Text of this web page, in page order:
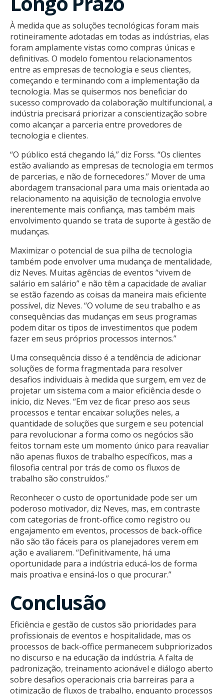
À medida que as soluções tecnológicas foram mais
rotineiramente adotadas em todas as indústrias, elas
foram amplamente vistas como compras únicas e
definitivas. O modelo fomentou relacionamentos
entre as empresas de tecnologia e seus clientes,
começando e terminando com a implementação da
tecnologia. Mas se quisermos nos beneficiar do
sucesso comprovado da colaboração multifuncional, a
indústria precisará priorizar a conscientização sobre
como alcançar a parceria entre provedores de
tecnologia e clientes.
“O público está chegando lá,” diz Forss. “Os clientes
estão avaliando as empresas de tecnologia em termos
de parcerias, e não de fornecedores.” Mover de uma
abordagem transacional para uma mais orientada ao
relacionamento na aquisição de tecnologia envolve
inerentemente mais confiança, mas também mais
envolvimento quando se trata de suporte à gestão de
mudanças.
Maximizar o potencial de sua pilha de tecnologia
também pode envolver uma mudança de mentalidade,
diz Neves. Muitas agências de eventos “vivem de
salário em salário” e não têm a capacidade de avaliar
se estão fazendo as coisas da maneira mais eficiente
possível, diz Neves. “O volume de seu trabalho e as
consequências das mudanças em seus programas
podem ditar os tipos de investimentos que podem
fazer em seus próprios processos internos.”
Uma consequência disso é a tendência de adicionar
soluções de forma fragmentada para resolver
desafios individuais à medida que surgem, em vez de
projetar um sistema com a maior eficiência desde o
início, diz Neves. “Em vez de ficar preso aos seus
processos e tentar encaixar soluções neles, a
quantidade de soluções que surgem e seu potencial
para revolucionar a forma como os negócios são
feitos tornam este um momento único para reavaliar
não apenas fluxos de trabalho específicos, mas a
filosofia central por trás de como os fluxos de
trabalho são construídos.”
Reconhecer o custo de oportunidade pode ser um
poderoso motivador, diz Neves, mas, em contraste
com categorias de front-office como registro ou
engajamento em eventos, processos de back-office
não são tão fáceis para os planejadores verem em
ação e avaliarem. “Definitivamente, há uma
oportunidade para a indústria educá-los de forma
mais proativa e ensiná-los o que procurar.”
Conclusão
Eficiência e gestão de custos são prioridades para
profissionais de eventos e hospitalidade, mas os
processos de back-office permanecem subpriorizados
no discurso e na educação da indústria. A falta de
padronização, treinamento acionável e diálogo aberto
sobre desafios operacionais cria barreiras para a
otimização de fluxos de trabalho, enquanto processos